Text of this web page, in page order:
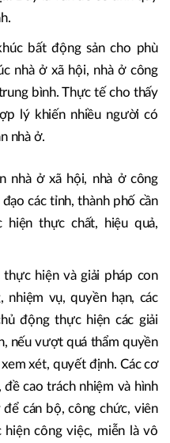
ưu tiên dành cho sản xuất
mới có người đến ở, có
mua nhà, từ đó mới phát
Đây là vấn đề có tính quy
nhà ở xã hội, nhà ở công
bình. Thực tế cho thấy
lý khiến nhiều người có
nhà ở.
nhà ở xã hội, nhà ở công
các tỉnh, thành phố cần
hiện thực chất, hiệu quả,
hiện và giải pháp con
nhiệm vụ, quyền hạn, các
động thực hiện các giải